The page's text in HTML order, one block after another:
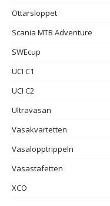
Ottarsloppet
Scania MTB Adventure
SWEcup
UCI C1
UCI C2
Ultravasan
Vasakvartetten
Vasalopptrippeln
Vasastafetten
XCO